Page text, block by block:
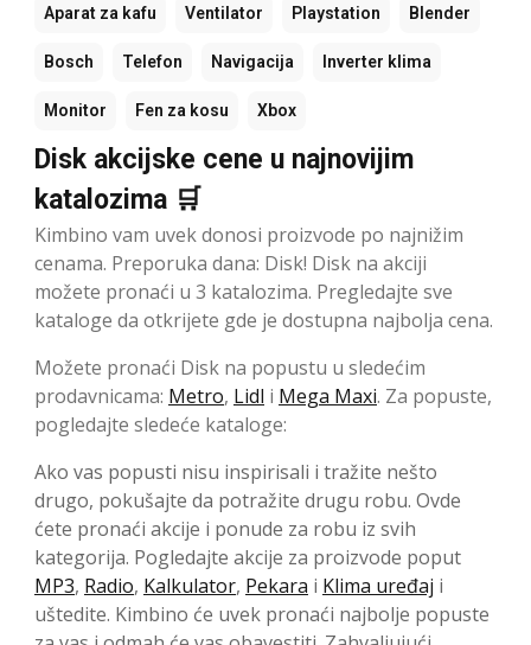
Aparat za kafu Ventilator Playstation Blender
Bosch Telefon Navigacija Inverter klima
Monitor Fen za kosu Xbox
Disk akcijske cene u najnovijim
katalozima 🛒
Kimbino vam uvek donosi proizvode po najnižim
cenama. Preporuka dana: Disk! Disk na akciji
možete pronaći u 3 katalozima. Pregledajte sve
kataloge da otkrijete gde je dostupna najbolja cena.
Možete pronaći Disk na popustu u sledećim
prodavnicama: Metro, Lidl i Mega Maxi. Za popuste,
pogledajte sledeće kataloge:
Ako vas popusti nisu inspirisali i tražite nešto
drugo, pokušajte da potražite drugu robu. Ovde
ćete pronaći akcije i ponude za robu iz svih
kategorija. Pogledajte akcije za proizvode poput
MP3, Radio, Kalkulator, Pekara i Klima uređaj i
uštedite. Kimbino će uvek pronaći najbolje popuste